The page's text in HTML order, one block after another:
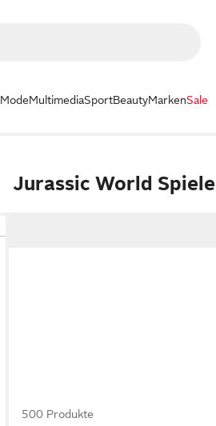
ModeMultimediaSportBeautyMarkenSale
Jurassic World Spiele
500 Produkte